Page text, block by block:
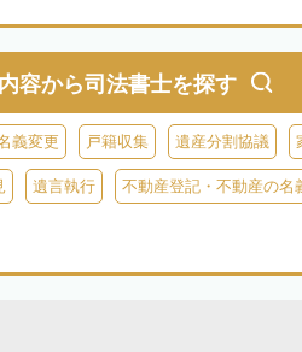
容から司法書士を探す
義変更 戸籍収集 遺産分割協議
遺言執行 不動産登記・不動産の名